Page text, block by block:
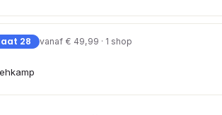
28 vanaf € 49,99 · 1 shop